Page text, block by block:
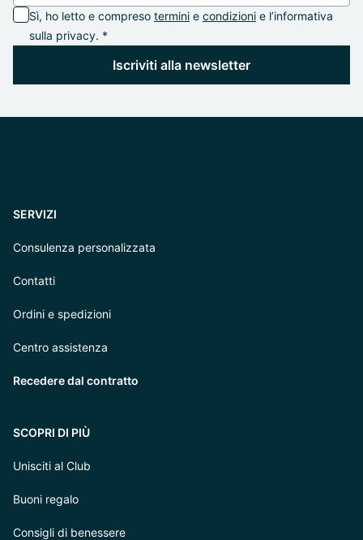
Sì, ho letto e compreso termini e condizioni e l’informativa
sulla privacy. *
Iscriviti alla newsletter
SERVIZI
Consulenza personalizzata
Contatti
Ordini e spedizioni
Centro assistenza
Recedere dal contratto
SCOPRI DI PIÙ
Unisciti al Club
Buoni regalo
Consigli di benessere